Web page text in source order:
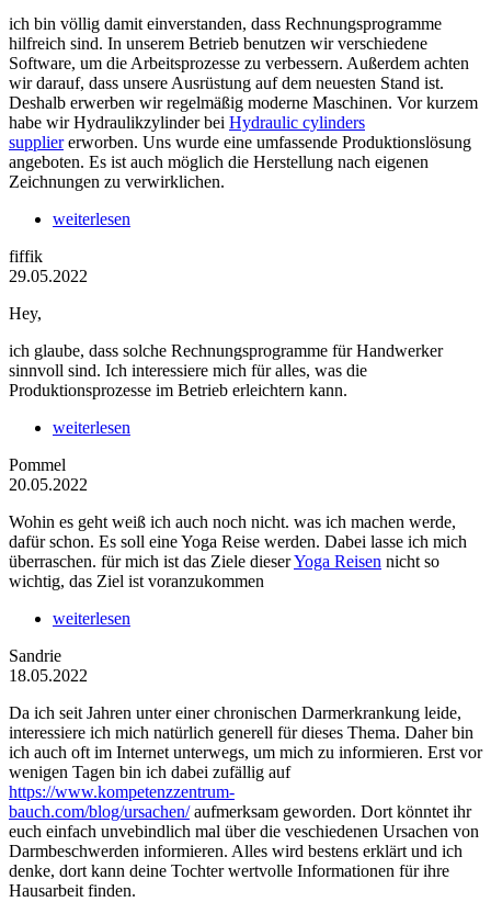
ich bin völlig damit einverstanden, dass Rechnungsprogramme
hilfreich sind. In unserem Betrieb benutzen wir verschiedene
Software, um die Arbeitsprozesse zu verbessern. Außerdem achten
wir darauf, dass unsere Ausrüstung auf dem neuesten Stand ist.
Deshalb erwerben wir regelmäßig moderne Maschinen. Vor kurzem
habe wir Hydraulikzylinder bei Hydraulic cylinders
suppliererworben. Uns wurde eine umfassende Produktionslösung
angeboten. Es ist auch möglich die Herstellung nach eigenen
Zeichnungen zu verwirklichen.
weiterlesen
fiffik
29.05.2022
Hey,
ich glaube, dass solche Rechnungsprogramme für Handwerker
sinnvoll sind. Ich interessiere mich für alles, was die
Produktionsprozesse im Betrieb erleichtern kann.
weiterlesen
Pommel
20.05.2022
Wohin es geht weiß ich auch noch nicht. was ich machen werde,
dafür schon. Es soll eine Yoga Reise werden. Dabei lasse ich mich
überraschen. für mich ist das Ziele dieserYoga Reisen nicht so
wichtig, das Ziel ist voranzukommen
weiterlesen
Sandrie
18.05.2022
Da ich seit Jahren unter einer chronischen Darmerkrankung leide,
interessiere ich mich natürlich generell für dieses Thema. Daher bin
ich auch oft im Internet unterwegs, um mich zu informieren. Erst vor
wenigen Tagen bin ich dabei zufällig auf
https://www.kompetenzzentrum-
bauch.com/blog/ursachen/aufmerksam geworden. Dort könntet ihr
euch einfach unvebindlich mal über die veschiedenen Ursachen von
Darmbeschwerden informieren. Alles wird bestens erklärt und ich
denke, dort kann deine Tochter wertvolle Informationen für ihre
Hausarbeit finden.